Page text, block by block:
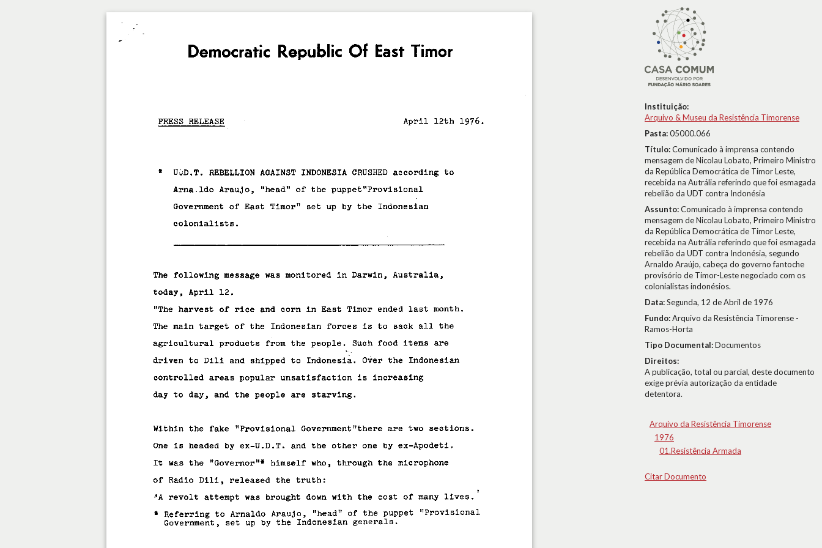
Instituição:
Arquivo & Museu da Resistência Timorense
Pasta:05000.066
Título:Comunicado à imprensa contendo
mensagem de Nicolau Lobato, Primeiro Ministro
da República Democrática de Timor Leste,
recebida na Autrália referindo que foi esmagada
rebelião da UDT contra Indonésia
Assunto:Comunicado à imprensa contendo
mensagem de Nicolau Lobato, Primeiro Ministro
da República Democrática de Timor Leste,
recebida na Autrália referindo que foi esmagada
rebelião da UDT contra Indonésia, segundo
Arnaldo Araújo, cabeça do governo fantoche
provisório de Timor-Leste negociado com os
colonialistas indonésios.
Data:Segunda, 12 de Abril de 1976
Fundo:Arquivo da Resistência Timorense -
Ramos-Horta
Tipo Documental:Documentos
Direitos:
A publicação, total ou parcial, deste documento
exige prévia autorização da entidade
detentora.
Arquivo da Resistência Timorense
1976
01.Resistência Armada
Citar Documento